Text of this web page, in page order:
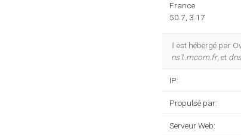
France
50.7, 3.17
Il est hébergé par
ns1.mcom.fr, et
IP:
Propulsé par:
Serveur Web: